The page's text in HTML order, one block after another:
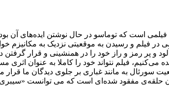
فیلمی است که توماسو در حال نوشتن ایده‌های
فیلم و رسیدن به موقعیتی نزدیک به مکانیزم
و پر رمز و راز خود را در همنشینی و قرار
فیلم نتواند خود را کاملا به عنوان اثری
سورئال به مانند غباری بر جلوی دیدگان ما قرار
حلقه‌ی مفقود شده‌ای است که می توانست «سیبری»